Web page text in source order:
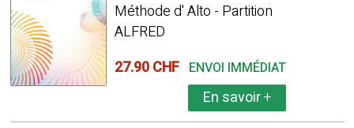
Méthode d' Alto - Partition
ALFRED
27.90 CHF ENVOI IMMÉDIAT
En savoir+